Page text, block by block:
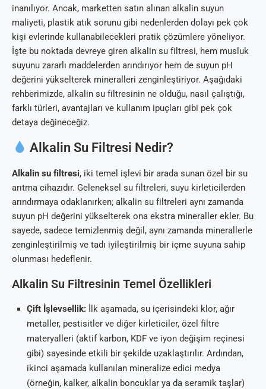
inanılıyor. Ancak, marketten satın alınan alkalin suyun
maliyeti, plastik atık sorunu gibi nedenlerden dolayı pek çok
kişi evlerinde kullanabilecekleri pratik çözümlere yöneliyor.
İşte bu noktada devreye giren alkalin su filtresi, hem musluk
suyunu zararlı maddelerden arındırıyor hem de suyun pH
değerini yükselterek mineralleri zenginleştiriyor. Aşağıdaki
rehberimizde, alkalin su filtresinin ne olduğu, nasıl çalıştığı,
farklı türleri, avantajları ve kullanım ipuçları gibi pek çok
detaya değineceğiz.
Alkalin Su Filtresi Nedir?
Alkalin su filtresi, iki temel işlevi bir arada sunan özel bir su
arıtma cihazıdır. Geleneksel su filtreleri, suyu kirleticilerden
arındırmaya odaklanırken; alkalin su filtreleri aynı zamanda
suyun pH değerini yükselterek ona ekstra mineraller ekler. Bu
sayede, sadece temizlenmiş değil, aynı zamanda minerallerle
zenginleştirilmiş ve tadı iyileştirilmiş bir içme suyuna sahip
olunması hedeflenir.
Alkalin Su Filtresinin Temel Özellikleri
Çift İşlevsellik: İlk aşamada, su içerisindeki klor, ağır
metaller, pestisitler ve diğer kirleticiler, özel filtre
materyalleri (aktif karbon, KDF ve iyon değişim reçinesi
gibi) sayesinde etkili bir şekilde uzaklaştırılır. Ardından,
ikinci aşamada kullanılan mineralize edici medya
(örneğin, kalker, alkalin boncuklar ya da seramik taşlar)